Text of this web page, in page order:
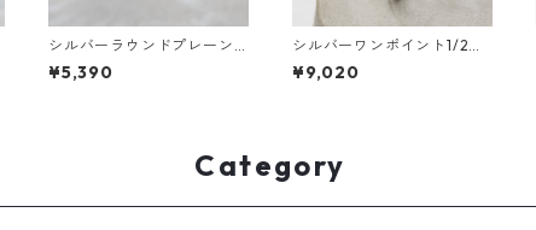
シルバーラウンドプレーン
リング 1.8mm幅 つや消し｜
FA-119
¥5,390
シルバーワンポイント1/2ツ
イストリング 1.8mm幅 つや
消し 3号～27号｜WKS ONE
¥9,020
Category